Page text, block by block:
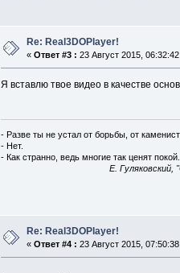
Re: Real3DOPlayer!
«Ответ #3 : 23 Август 2015,
Я вставлю твое видео в качестве
- Разве ты не устал от борьбы, от
- Нет.
- Как странно, ведь многие так ценят покой...
E. Гуляковский,
Re: Real3DOPlayer!
«Ответ #4 : 23 Август 2015,